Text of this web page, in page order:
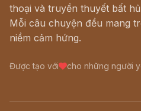
thoại và truyền thuyết bất
Mỗi câu chuyện đều mang
niềm cảm hứng.
Được tạo với cho những người